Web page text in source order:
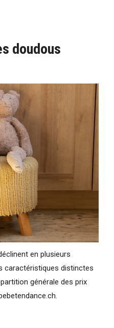
doudous
en plusieurs
caractéristiques distinctes
générale des prix